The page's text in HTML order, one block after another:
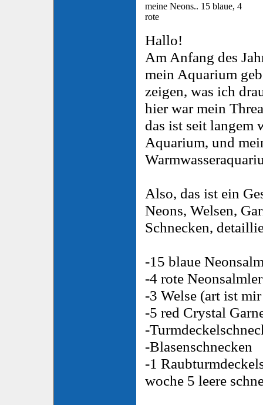
meine Neons.. 15 blaue, 4
rote
Hallo!
Am Anfang des
mein Aquarium
zeigen, was ich
hier war mein
das ist seit langem
Aquarium, und
Also, das ist ein
Neons, Welsen,
Schnecken,
-15 blaue
-4 rote Neonsalmler
-3 Welse (art ist
-5 red Crystal
-
-Blasenschnecken
-1
woche 5 leere